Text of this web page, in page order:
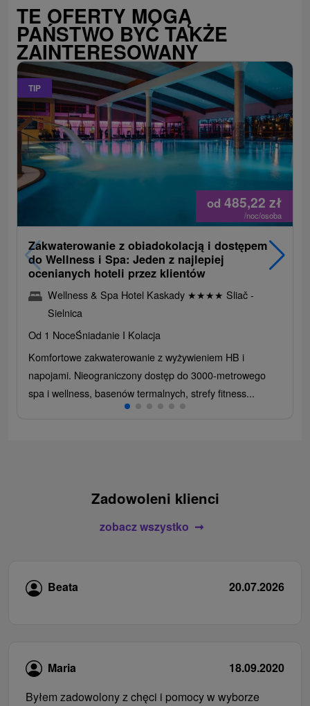
TE OFERTY MOGĄ
PAŃSTWO BYĆ TAKŻE
ZAINTERESOWANY
TIP
od 485,22 zł
/noc/osoba
Zakwaterowanie z obiadokolacją i dostępem
do Wellness i Spa: Jeden z najlepiej
ocenianych hoteli przez klientów
Wellness & Spa Hotel Kaskady ★★★★ Sliač -
Sielnica
Od 1 NoceŚniadanie I Kolacja
Komfortowe zakwaterowanie z wyżywieniem HB i
napojami. Nieograniczony dostęp do 3000-metrowego
spa i wellness, basenów termalnych, strefy fitness...
Zadowoleni klienci
zobacz wszystko
Beata 20.07.2026
Maria
18.09.2020
Byłem zadowolony z chęci i pomocy w wyborze